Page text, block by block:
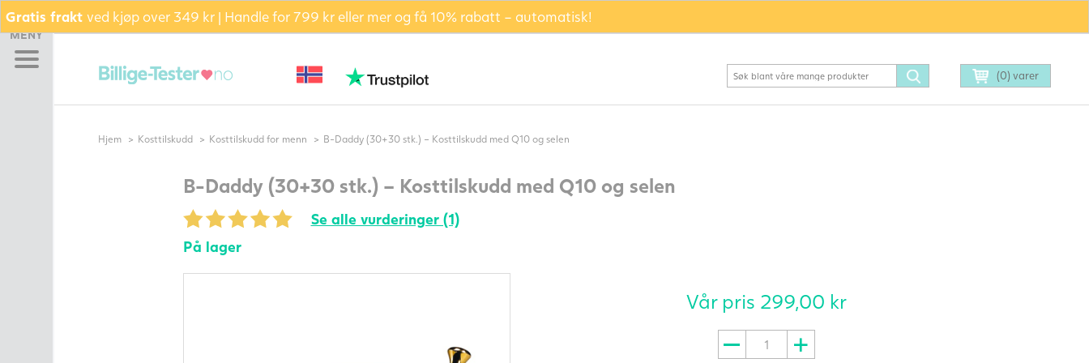
Gratis frakt ved kjøp over 349 kr | Handle for 799 kr eller mer og få 10% rabatt – automatisk!
(0) varer
MENY
Hjem
Eggløsningstest
Bekreft eggløsning (PdG)
Testsett
Hjem Kosttilskudd Kosttilskudd for menn B-Daddy (30+30 stk.) – Kosttilskudd med Q10 og selen
B-Daddy (30+30 stk.) – Kosttilskudd med Q10 og selen
Se alle vurderinger (1)
På lager
Vår pris 299,00 kr
B-